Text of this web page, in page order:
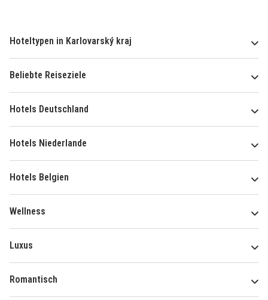
Hoteltypen in Karlovarský kraj
Beliebte Reiseziele
Hotels Deutschland
Hotels Niederlande
Hotels Belgien
Wellness
Luxus
Romantisch